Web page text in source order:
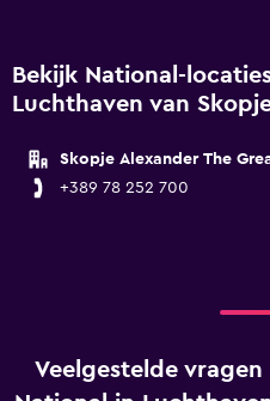
Bekijk National-
Luchthaven van
Skopje Alexander The
+389 78 252 700
Veelgestelde